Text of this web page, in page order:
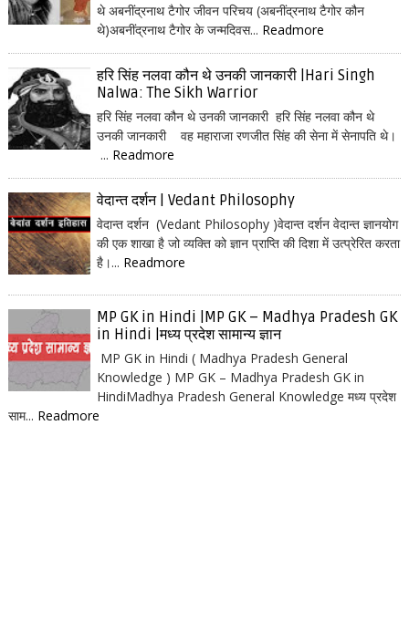
थे अबनींद्रनाथ टैगोर जीवन परिचय (अबनींद्रनाथ टैगोर कौन
थे)अबनींद्रनाथ टैगोर के जन्मदिवस... Readmore
हरि सिंह नलवा कौन थे उनकी जानकारी |Hari Singh
Nalwa: The Sikh Warrior
हरि सिंह नलवा कौन थे उनकी जानकारी हरि सिंह नलवा कौन थे
उनकी जानकारी वह महाराजा रणजीत सिंह की सेना में सेनापति थे।
... Readmore
वेदान्त दर्शन | Vedant Philosophy
वेदान्त दर्शन (Vedant Philosophy )वेदान्त दर्शन वेदान्त ज्ञानयोग
की एक शाखा है जो व्यक्ति को ज्ञान प्राप्ति की दिशा में उत्प्रेरित करता
है।... Readmore
MP GK in Hindi |MP GK – Madhya Pradesh GK
in Hindi |मध्य प्रदेश सामान्य ज्ञान
MP GK in Hindi ( Madhya Pradesh General
Knowledge ) MP GK – Madhya Pradesh GK in
HindiMadhya Pradesh General Knowledge मध्य प्रदेश
साम... Readmore